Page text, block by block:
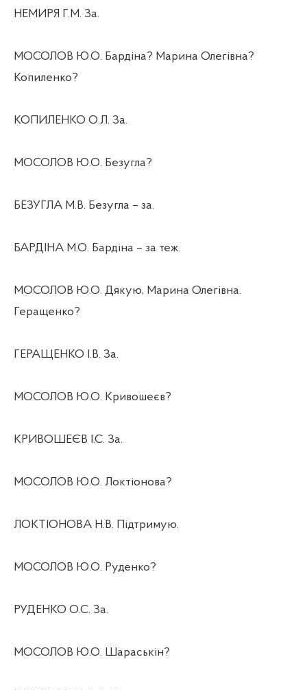
НЕМИРЯ Г.М. За.
МОСОЛОВ Ю.О. Бардіна? Марина Олегівна?
Копиленко?
КОПИЛЕНКО О.Л. За.
МОСОЛОВ Ю.О. Безугла?
БЕЗУГЛА М.В. Безугла – за.
БАРДІНА М.О. Бардіна – за теж.
МОСОЛОВ Ю.О. Дякую, Марина Олегівна.
Геращенко?
ГЕРАЩЕНКО І.В. За.
МОСОЛОВ Ю.О. Кривошеєв?
КРИВОШЕЄВ І.С. За.
МОСОЛОВ Ю.О. Локтіонова?
ЛОКТІОНОВА Н.В. Підтримую.
МОСОЛОВ Ю.О. Руденко?
РУДЕНКО О.С. За.
МОСОЛОВ Ю.О. Шараськін?